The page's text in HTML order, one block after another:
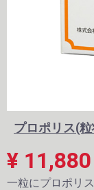
プロポリス(
¥ 11,880
一粒にプロポリ